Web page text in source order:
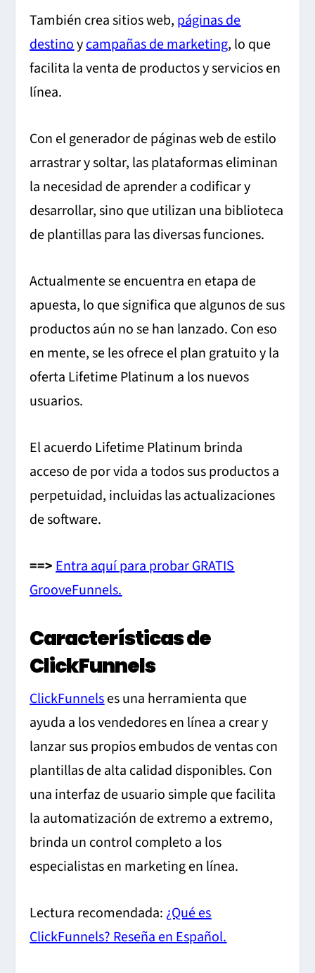
También crea sitios web, páginas de
destinoycampañas de marketing, lo que
facilita la venta de productos y servicios en
línea.
Con el generador de páginas web de estilo
arrastrar y soltar, las plataformas eliminan
la necesidad de aprender a codificar y
desarrollar, sino que utilizan una biblioteca
de plantillas para las diversas funciones.
Actualmente se encuentra en etapa de
apuesta, lo que significa que algunos de sus
productos aún no se han lanzado. Con eso
en mente, se les ofrece el plan gratuito y la
oferta Lifetime Platinum a los nuevos
usuarios.
El acuerdo Lifetime Platinum brinda
acceso de por vida a todos sus productos a
perpetuidad, incluidas las actualizaciones
de software.
==>Entra aquí para probar GRATIS
GrooveFunnels.
Características de
ClickFunnels
ClickFunnelses una herramienta que
ayuda a los vendedores en línea a crear y
lanzar sus propios embudos de ventas con
plantillas de alta calidad disponibles. Con
una interfaz de usuario simple que facilita
la automatización de extremo a extremo,
brinda un control completo a los
especialistas en marketing en línea.
Lectura recomendada: ¿Qué es
ClickFunnels? Reseña en Español.